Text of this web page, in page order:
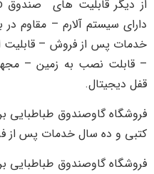
دارای سیستم آلارم – مقاوم
– قابلت نصب به زمين –
قفل ديجیتال.
فروشگاه گاوصندوق
کتبی و ده سال خدمات پس از
فروشگاه گاوصندوق